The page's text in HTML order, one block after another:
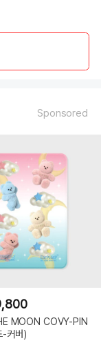
Sponsored
MOON COVY-PIN
-커버)